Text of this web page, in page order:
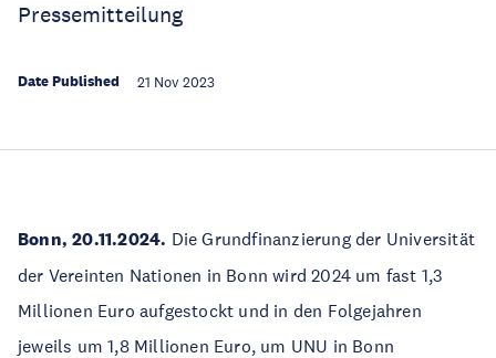
Pressemitteilung
Date Published 21 Nov 2023
Bonn, 20.11.2024. Die Grundfinanzierung der Universität
der Vereinten Nationen in Bonn wird 2024 um fast 1,3
Millionen Euro aufgestockt und in den Folgejahren
jeweils um 1,8 Millionen Euro, um UNU in Bonn